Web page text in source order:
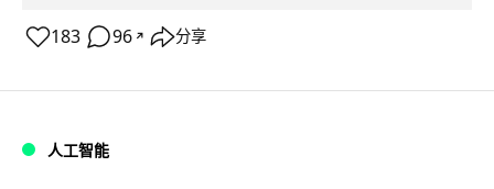
183 96 ↗ 分享
人工智能